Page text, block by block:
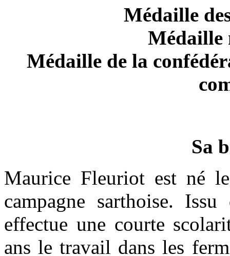
Médaille
Médaille
Médaille de la
Sa
Maurice Fleuriot est né
campagne sarthoise.
effectue une courte
ans le travail dans les